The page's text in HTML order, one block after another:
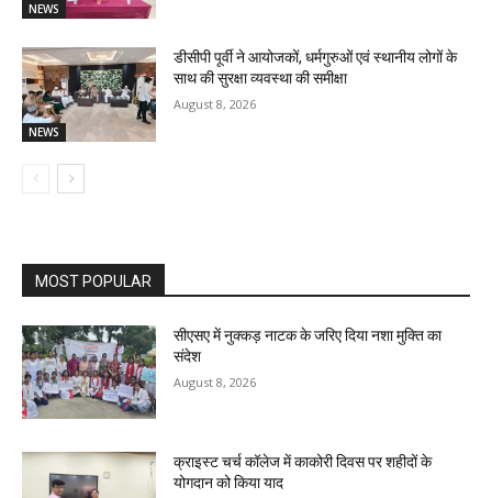
NEWS
NEWS
डीसीपी पूर्वी ने आयोजकों, धर्मगुरुओं एवं स्थानीय लोगों के
साथ की सुरक्षा व्यवस्था की समीक्षा
August 8, 2026
MOST POPULAR
सीएसए में नुक्कड़ नाटक के जरिए दिया नशा मुक्ति का
संदेश
August 8, 2026
क्राइस्ट चर्च कॉलेज में काकोरी दिवस पर शहीदों के
योगदान को किया याद